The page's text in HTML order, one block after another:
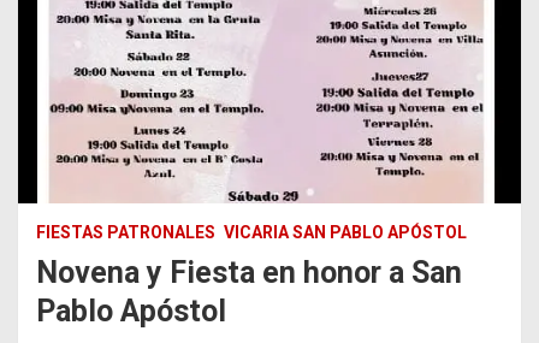
FIESTAS PATRONALES VICARIA SAN PABLO APÓSTOL
Novena y Fiesta en honor a San
Pablo Apóstol